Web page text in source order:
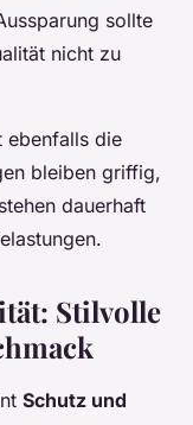
sollte
nicht zu
ebenfalls die
bleiben griffig,
dauerhaft
Stilvolle
Schutz und